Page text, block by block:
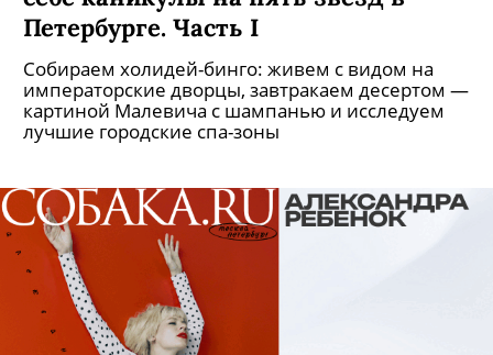
Петербурге. Часть I
Собираем холидей-бинго: живем с видом на
императорские дворцы, завтракаем десертом —
картиной Малевича с шампанью и исследуем
лучшие городские спа-зоны